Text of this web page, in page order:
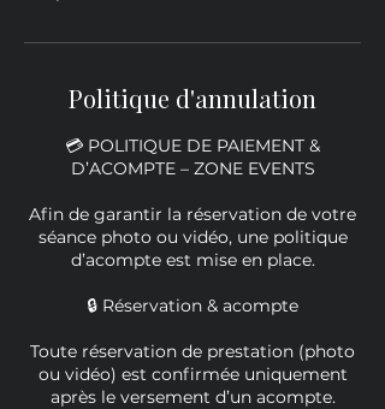
Politique d'annulation
💳 POLITIQUE DE PAIEMENT &
D’ACOMPTE – ZONE EVENTS
Afin de garantir la réservation de votre
séance photo ou vidéo, une politique
d’acompte est mise en place.
🔒 Réservation & acompte
Toute réservation de prestation (photo
ou vidéo) est confirmée uniquement
après le versement d’un acompte.